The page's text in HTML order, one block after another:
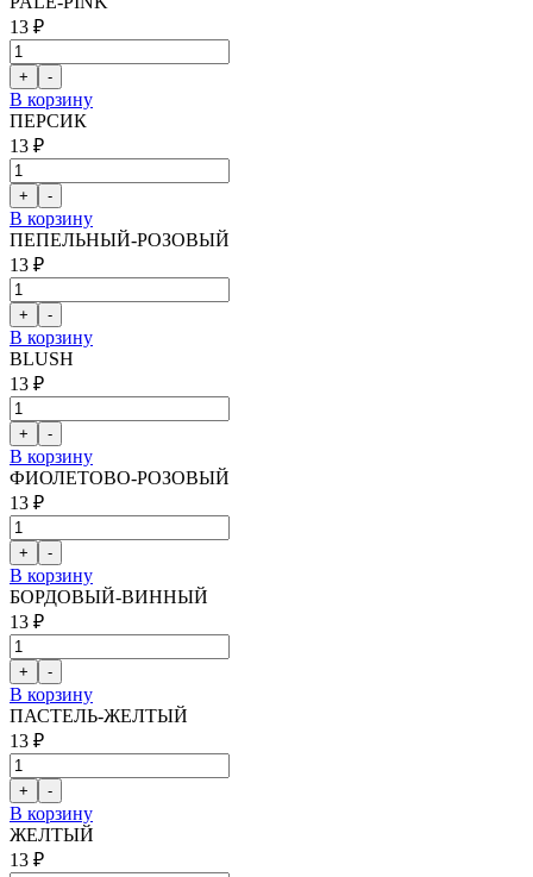
13 ₽
В корзину
ПЕРСИК
13 ₽
В корзину
ПЕПЕЛЬНЫЙ-РОЗОВЫЙ
13 ₽
В корзину
BLUSH
13 ₽
В корзину
ФИОЛЕТОВО-РОЗОВЫЙ
13 ₽
В корзину
БОРДОВЫЙ-ВИННЫЙ
13 ₽
В корзину
ПАСТЕЛЬ-ЖЕЛТЫЙ
13 ₽
В корзину
ЖЕЛТЫЙ
13 ₽